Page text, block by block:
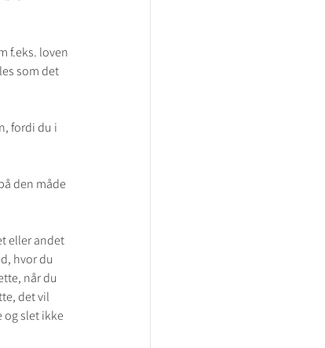
f.eks. loven
som det
fordi du i
den måde
eller andet
hvor du
når du
det vil
og slet ikke